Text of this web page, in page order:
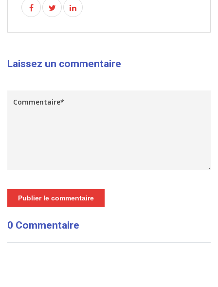
Laissez un commentaire
Publier le commentaire
0 Commentaire